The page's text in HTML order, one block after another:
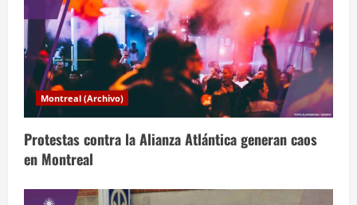
ó
n
d
e
e
n
Montreal (Archivo)
Protestas contra la Alianza Atlántica generan caos
en Montreal